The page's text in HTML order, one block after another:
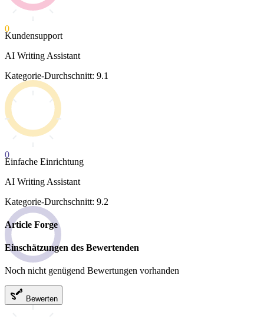
0
Kundensupport
AI Writing Assistant
Kategorie-Durchschnitt: 9.1
0
Einfache Einrichtung
AI Writing Assistant
Kategorie-Durchschnitt: 9.2
Article Forge
Einschätzungen des Bewertenden
Noch nicht genügend Bewertungen vorhanden
Bewerten